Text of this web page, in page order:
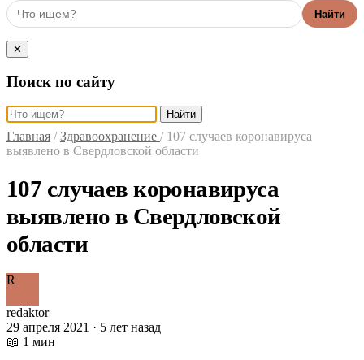
Найти
✕
Поиск по сайту
Найти
Главная / Здравоохранение / 107 случаев коронавируса
выявлено в Свердловской области
107 случаев коронавируса
выявлено в Свердловской
области
R
redaktor
29 апреля 2021 · 5 лет назад
📖 1 мин